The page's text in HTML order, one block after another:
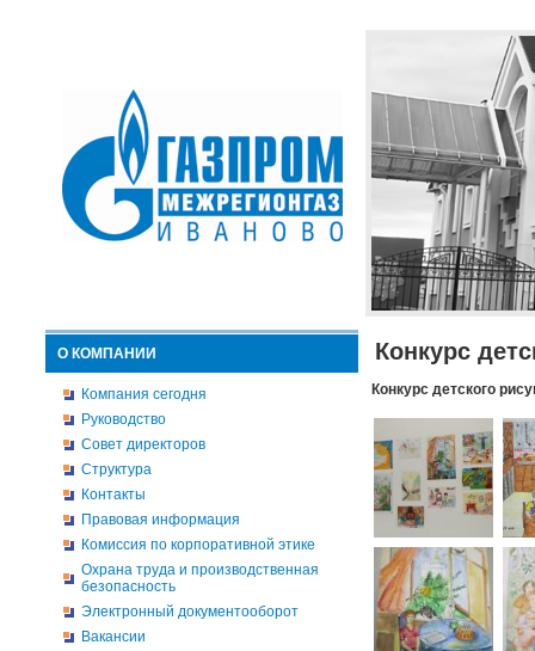
О КОМПАНИИ
Компания сегодня
Руководство
Совет директоров
Структура
Контакты
Правовая информация
Комиссия по корпоративной этике
Охрана труда и производственная
безопасность
Электронный документооборот
Вакансии
Конкурс
Конкурс детского